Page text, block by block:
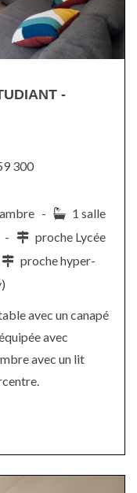
-
300
-
1 salle
-
proche Lycée
proche hyper-
avec un canapé
avec
avec un lit